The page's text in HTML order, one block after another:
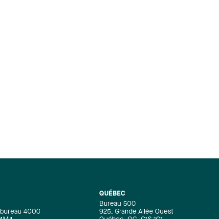
bureau 4000
QUÉBEC
Bureau 500
925, Grande Allée Ouest